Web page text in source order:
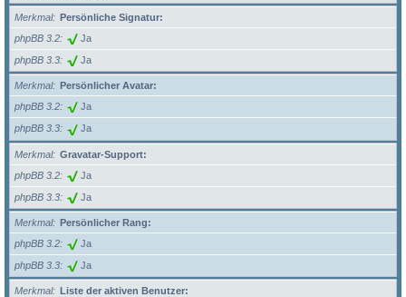
Merkmal
Persönliche Signatur:
phpBB 3.2
Ja
phpBB 3.3 Ja
Merkmal
Persönlicher Avatar:
phpBB 3.2
Ja
phpBB 3.3 Ja
Merkmal
Gravatar-Support:
phpBB 3.2
Ja
phpBB 3.3 Ja
Merkmal
Persönlicher Rang:
phpBB 3.2
Ja
phpBB 3.3 Ja
Merkmal
Liste der aktiven Benutzer: